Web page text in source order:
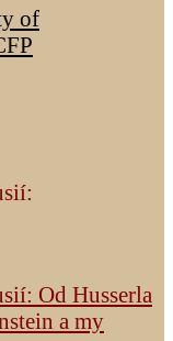
of
Od Husserla
a my